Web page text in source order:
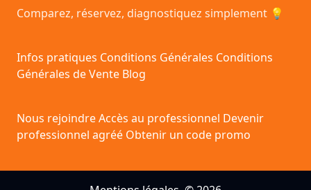
Comparez, réservez, diagnostiquez simplement 💡
Infos pratiques Conditions Générales Conditions
Générales de Vente Blog
Nous rejoindreAccès au professionnel Devenir
professionnel agréé Obtenir un code promo